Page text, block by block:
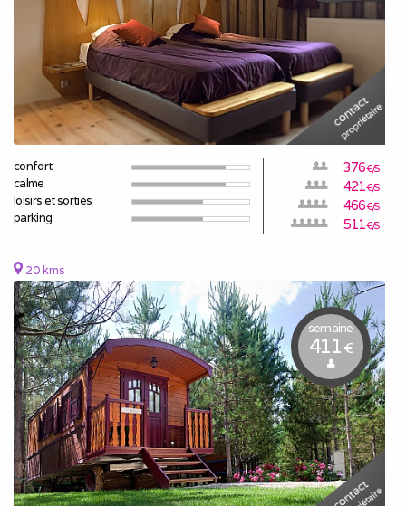
confort
calme
loisirs et sorties
parking
376€/S
421€/S
466€/S
511€/S
20 kms
semaine
411€